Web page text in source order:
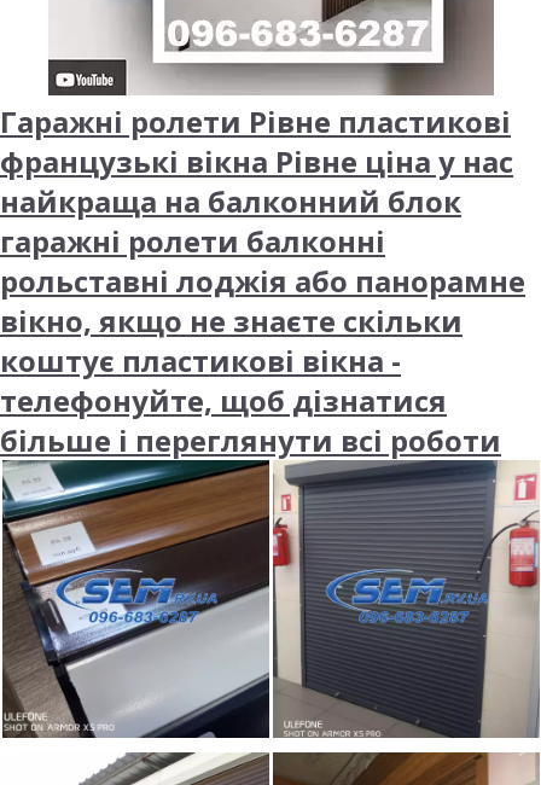
Гаражні ролети Рівне пластикові
французькі вікна Рівне ціна у нас
найкраща на балконний блок
гаражні ролети балконні
рольставні лоджія або панорамне
вікно, якщо не знаєте скільки
коштує пластикові вікна -
телефонуйте, щоб дізнатися
більше і переглянути всі роботи